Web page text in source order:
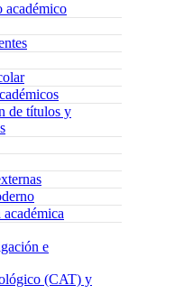
académico
de títulos y
e
(CAT) y